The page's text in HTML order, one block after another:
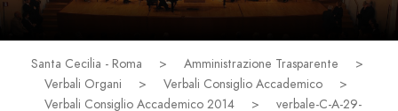
Santa Cecilia - Roma > Amministrazione Trasparente
>
Verbali Organi
> Verbali Consiglio Accademico
>
Verbali Consiglio Accademico 2014
>
verbale-C-A-29-